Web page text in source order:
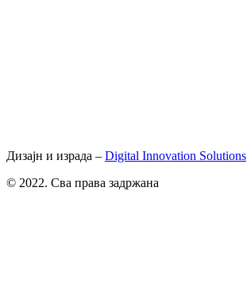
Дизајн и израда – Digital Innovation Solutions
© 2022. Сва права задржана